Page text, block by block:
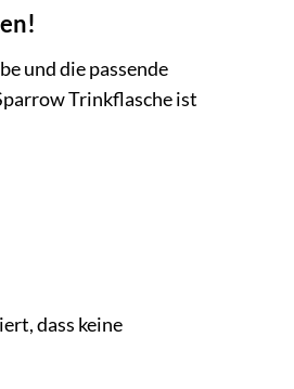
und die passende
Trinkflasche ist
dass keine